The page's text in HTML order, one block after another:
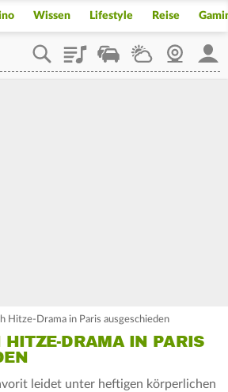
Wissen Lifestyle Reise
PlaylistStaupilotWetterWebcam
Hitze-Drama in Paris ausgeschieden
HITZE-DRAMA IN PARIS
leidet unter heftigen körperlichen